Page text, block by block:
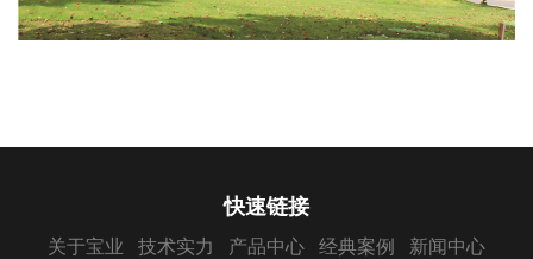
快速链接
关于宝业 技术实力 产品中心 经典案例 新闻中心